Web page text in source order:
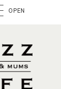
OPEN